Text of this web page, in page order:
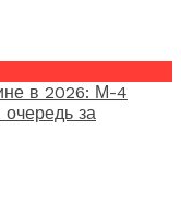
в 2026: М-4
за